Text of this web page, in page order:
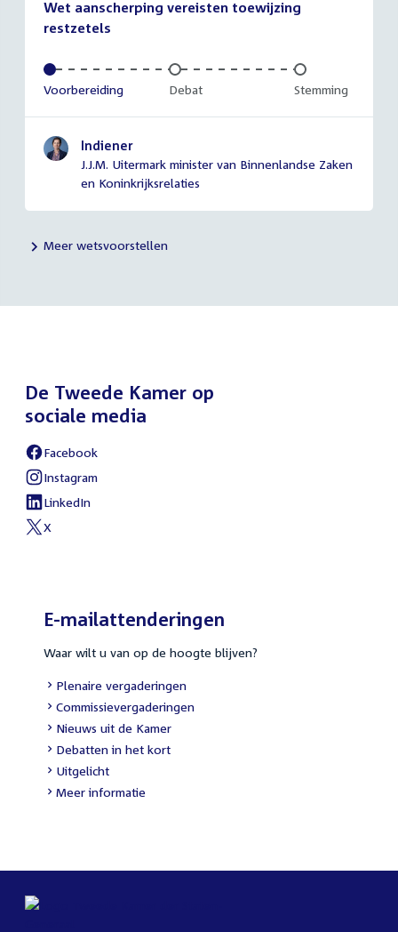
Wet aanscherping vereisten toewijzing
restzetels
Voltooid:
Voorbereiding Onvoltooid:
Debat Onvoltooid:
Stemming
Indiener
J.J.M. Uitermark minister van Binnenlandse Zaken
en Koninkrijksrelaties
Meer wetsvoorstellen
De Tweede Kamer op
sociale media
Facebook
Instagram
LinkedIn
X
E-mailattenderingen
Waar wilt u van op de hoogte blijven?
Plenaire vergaderingen
Commissievergaderingen
Nieuws uit de Kamer
Debatten in het kort
Uitgelicht
Meer informatie